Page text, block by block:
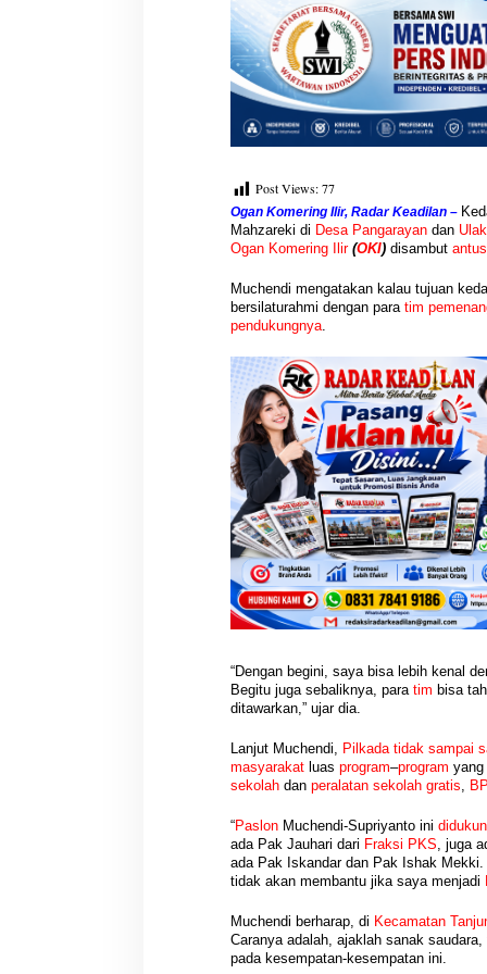
s
e
n
Post Views: 77
Ogan Komering Ilir, Radar Keadilan –
Mahzareki di Desa Pangarayandan
Ogan Komering Ilir (OKI) disambut
Muchendi mengatakan kalau tujuan
bersilaturahmi dengan para tim
pendukungnya.
“Dengan begini, saya bisa lebih kenal
Begitu juga sebaliknya, para tim bisa
ditawarkan,” ujar dia.
Lanjut Muchendi, Pilkada tidak sampai
masyarakatluas program–program yang
sekolahdan peralatan sekolah gratis,
“PaslonMuchendi-Supriyanto ini
ada Pak Jauhari dari Fraksi PKS, juga
ada Pak Iskandar dan Pak Ishak
tidak akan membantu jika saya menjadi
Muchendi berharap, di Kecamatan
Caranya adalah, ajaklah sanak
pada kesempatan-kesempatan ini.
Hasil Reses III DPRD Muba
Disampaikan ke Paripurna,
Aspirasi Masyarakat Siap Jadi
Acuan Pembangunan Daerah
Di Berita, DPRD, Musi Banyuasin, PEMERINTAHAN,
PWI Sumsel
Keputusan
Ditunjuk Pimpin
Siapkan
Di Berita, OKU Selatan,
PERS, PWI, Sumatera